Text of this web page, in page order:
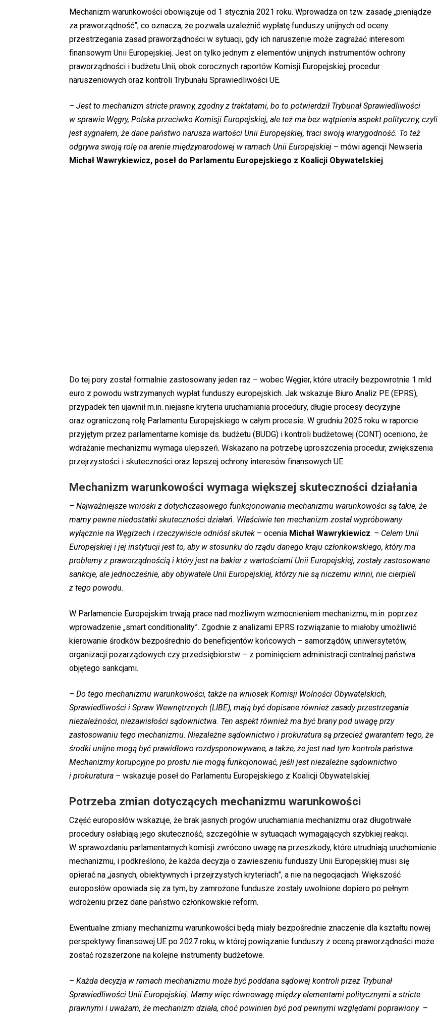
Mechanizm warunkowości obowiązuje od 1 stycznia 2021 roku. Wprowadza on tzw. zasadę „pieniądze
za praworządność”, co oznacza, że pozwala uzależnić wypłatę funduszy unijnych od oceny
przestrzegania zasad praworządności w sytuacji, gdy ich naruszenie może zagrażać interesom
finansowym Unii Europejskiej. Jest on tylko jednym z elementów unijnych instrumentów ochrony
praworządności i budżetu Unii, obok corocznych raportów Komisji Europejskiej, procedur
naruszeniowych oraz kontroli Trybunału Sprawiedliwości UE.
– Jest to mechanizm stricte prawny, zgodny z traktatami, bo to potwierdził Trybunał Sprawiedliwości
w sprawie Węgry, Polska przeciwko Komisji Europejskiej, ale też ma bez wątpienia aspekt polityczny, czyli
jest sygnałem, że dane państwo narusza wartości Unii Europejskiej, traci swoją wiarygodność. To też
odgrywa swoją rolę na arenie międzynarodowej w ramach Unii Europejskiej – mówi agencji Newseria
Michał Wawrykiewicz, poseł do Parlamentu Europejskiego z Koalicji Obywatelskiej.
Do tej pory został formalnie zastosowany jeden raz – wobec Węgier, które utraciły bezpowrotnie 1 mld
euro z powodu wstrzymanych wypłat funduszy europejskich. Jak wskazuje Biuro Analiz PE (EPRS),
przypadek ten ujawnił m.in. niejasne kryteria uruchamiania procedury, długie procesy decyzyjne
oraz ograniczoną rolę Parlamentu Europejskiego w całym procesie. W grudniu 2025 roku w raporcie
przyjętym przez parlamentarne komisje ds. budżetu (BUDG) i kontroli budżetowej (CONT) oceniono, że
wdrażanie mechanizmu wymaga ulepszeń. Wskazano na potrzebę uproszczenia procedur, zwiększenia
przejrzystości i skuteczności oraz lepszej ochrony interesów finansowych UE.
Mechanizm warunkowości wymaga większej skuteczności działania
– Najważniejsze wnioski z dotychczasowego funkcjonowania mechanizmu warunkowości są takie, że
mamy pewne niedostatki skuteczności działań. Właściwie ten mechanizm został wypróbowany
wyłącznie na Węgrzech i rzeczywiście odniósł skutek – ocenia Michał Wawrykiewicz. – Celem Unii
Europejskiej i jej instytucji jest to, aby w stosunku do rządu danego kraju członkowskiego, który ma
problemy z praworządnością i który jest na bakier z wartościami Unii Europejskiej, zostały zastosowane
sankcje, ale jednocześnie, aby obywatele Unii Europejskiej, którzy nie są niczemu winni, nie cierpieli
z tego powodu.
W Parlamencie Europejskim trwają prace nad możliwym wzmocnieniem mechanizmu, m.in. poprzez
wprowadzenie „smart conditionality”. Zgodnie z analizami EPRS rozwiązanie to miałoby umożliwić
kierowanie środków bezpośrednio do beneficjentów końcowych – samorządów, uniwersytetów,
organizacji pozarządowych czy przedsiębiorstw – z pominięciem administracji centralnej państwa
objętego sankcjami.
– Do tego mechanizmu warunkowości, także na wniosek Komisji Wolności Obywatelskich,
Sprawiedliwości i Spraw Wewnętrznych (LIBE), mają być dopisane również zasady przestrzegania
niezależności, niezawisłości sądownictwa. Ten aspekt również ma być brany pod uwagę przy
zastosowaniu tego mechanizmu. Niezależne sądownictwo i prokuratura są przecież gwarantem tego, że
środki unijne mogą być prawidłowo rozdysponowywane, a także, że jest nad tym kontrola państwa.
Mechanizmy korupcyjne po prostu nie mogą funkcjonować, jeśli jest niezależne sądownictwo
i prokuratura – wskazuje poseł do Parlamentu Europejskiego z Koalicji Obywatelskiej.
Potrzeba zmian dotyczących mechanizmu warunkowości
Część europosłów wskazuje, że brak jasnych progów uruchamiania mechanizmu oraz długotrwałe
procedury osłabiają jego skuteczność, szczególnie w sytuacjach wymagających szybkiej reakcji.
W sprawozdaniu parlamentarnych komisji zwrócono uwagę na przeszkody, które utrudniają uruchomienie
mechanizmu, i podkreślono, że każda decyzja o zawieszeniu funduszy Unii Europejskiej musi się
opierać na „jasnych, obiektywnych i przejrzystych kryteriach”, a nie na negocjacjach. Większość
europosłów opowiada się za tym, by zamrożone fundusze zostały uwolnione dopiero po pełnym
wdrożeniu przez dane państwo członkowskie reform.
Ewentualne zmiany mechanizmu warunkowości będą miały bezpośrednie znaczenie dla kształtu nowej
perspektywy finansowej UE po 2027 roku, w której powiązanie funduszy z oceną praworządności może
zostać rozszerzone na kolejne instrumenty budżetowe.
– Każda decyzja w ramach mechanizmu może być poddana sądowej kontroli przez Trybunał
Sprawiedliwości Unii Europejskiej. Mamy więc równowagę między elementami politycznymi a stricte
prawnymi i uważam, że mechanizm działa, choć powinien być pod pewnymi względami poprawiony –